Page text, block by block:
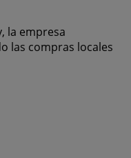
la empresa
las compras locales